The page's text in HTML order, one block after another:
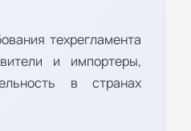
техрегламента
и импортеры,
в странах